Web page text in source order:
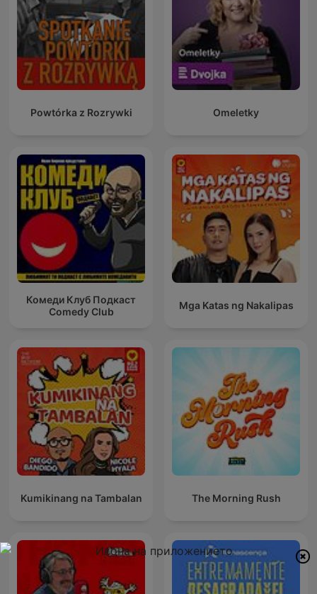
Powtórka z Rozrywki Omeletky
Комеди Клуб Подкаст
Comedy Club
Mga Katas ng Nakalipas
Kumikinang na Tambalan The Morning Rush